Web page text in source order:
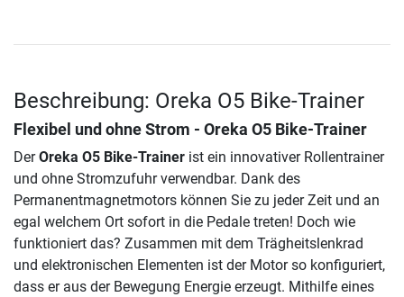
Beschreibung: Oreka O5 Bike-Trainer
Flexibel und ohne Strom - Oreka O5 Bike-Trainer
DerOreka O5 Bike-Trainer ist ein innovativer Rollentrainer
und ohne Stromzufuhr verwendbar. Dank des
Permanentmagnetmotors können Sie zu jeder Zeit und an
egal welchem Ort sofort in die Pedale treten! Doch wie
funktioniert das? Zusammen mit dem Trägheitslenkrad
und elektronischen Elementen ist der Motor so konfiguriert,
dass er aus der Bewegung Energie erzeugt. Mithilfe eines